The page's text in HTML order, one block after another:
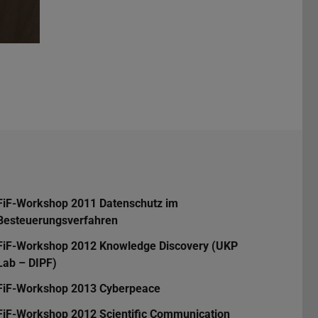
Workshop 2011 Datenschutz im
Workshop 2012 Knowledge Discovery (UKP
– DIPF)
Workshop 2013 Cyberpeace
Workshop 2012 Scientific Communication